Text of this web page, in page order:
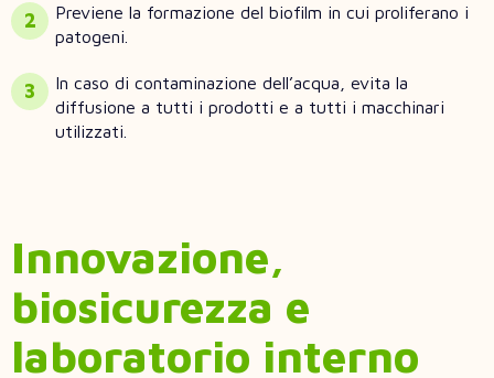
Previene la formazione del biofilm in cui proliferano i
patogeni.
In caso di contaminazione dell’acqua, evita la
diffusione a tutti i prodotti e a tutti i macchinari
utilizzati.
Innovazione,
biosicurezza e
laboratorio interno